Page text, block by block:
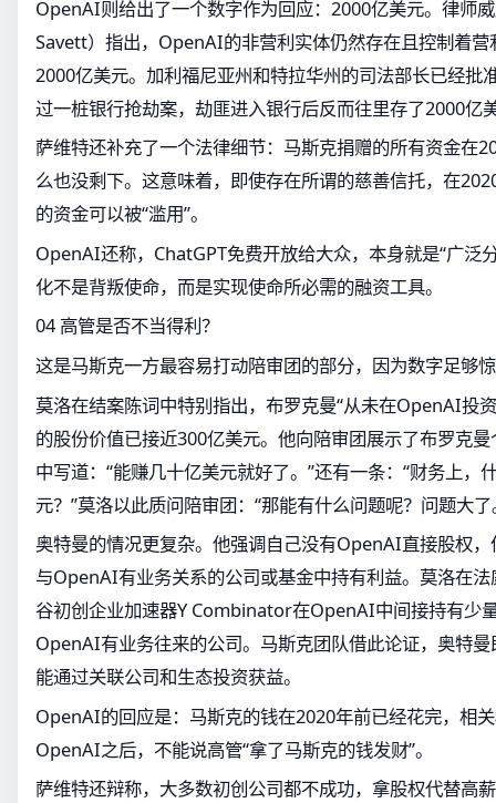
OpenAI则给出了一个数字作为回应：2000亿美元。律师
Savett）指出，OpenAI的非营利实体仍然存在且控制着
2000亿美元。加利福尼亚州和特拉华州的司法部长已经批
过一桩银行抢劫案，劫匪进入银行后反而往里存了2000亿
萨维特还补充了一个法律细节：马斯克捐赠的所有资金在
么也没剩下。这意味着，即使存在所谓的慈善信托，在
的资金可以被“滥用”。
OpenAI还称，ChatGPT免费开放给大众，本身就是“广泛
化不是背叛使命，而是实现使命所必需的融资工具。
04 高管是否不当得利？
这是马斯克一方最容易打动陪审团的部分，因为数字足够
莫洛在结案陈词中特别指出，布罗克曼“从未在OpenAI投
的股份价值已接近300亿美元。他向陪审团展示了布罗克
中写道：“能赚几十亿美元就好了。”还有一条：“财务上，
元？”莫洛以此质问陪审团：“那能有什么问题呢？问题大了
奥特曼的情况更复杂。他强调自己没有OpenAI直接股权
与OpenAI有业务关系的公司或基金中持有利益。莫洛在
谷初创企业加速器Y Combinator在OpenAI中间接持有少
OpenAI有业务往来的公司。马斯克团队借此论证，奥特
能通过关联公司和生态投资获益。
OpenAI的回应是：马斯克的钱在2020年前已经花完，相
OpenAI之后，不能说高管“拿了马斯克的钱发财”。
萨维特还辩称，大多数初创公司都不成功，拿股权代替高